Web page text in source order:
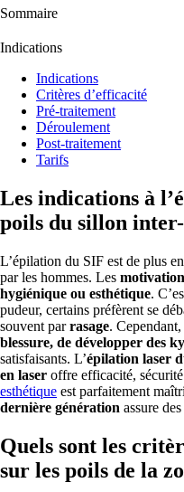
Sommaire
Indications
Indications
Critères d’efficacité
Pré-traitement
Déroulement
Post-traitement
Tarifs
Les indications à
poils du sillon
L’épilation du SIF est de plus
par les hommes. Les
hygiénique ou esthétique.
pudeur, certains préfèrent se
souvent parrasage.
blessure, de développer des
satisfaisants. L’épilation laser
en laser offre efficacité,
esthétique est parfaitement
dernière génération assure des
Quels sont les
sur les poils de la